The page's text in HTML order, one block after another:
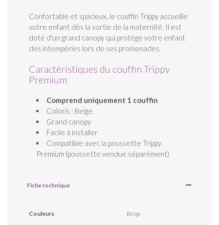
Confortable et spacieux, le couffin Trippy accueille
votre enfant dès la sortie de la maternité. Il est
doté d'un grand canopy qui protège votre enfant
des intempéries lors de ses promenades.
Caractéristiques du couffin Trippy
Premium
Comprend uniquement 1 couffin
Coloris : Beige
Grand canopy
Facile à installer
Compatible avec la poussette Trippy
Premium (poussette vendue séparément)
Fiche technique
Couleurs Beige